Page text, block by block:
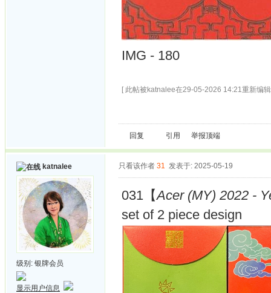
IMG - 180
[ 此帖被katnalee在29-05-2026 14:21重新编
回复 引用 举报顶端
katnalee
级别: 银牌会员
显示用户信息
只看该作者 31 发表于: 2025-05-19
031【Acer (MY) 2022 -
set of 2 piece design